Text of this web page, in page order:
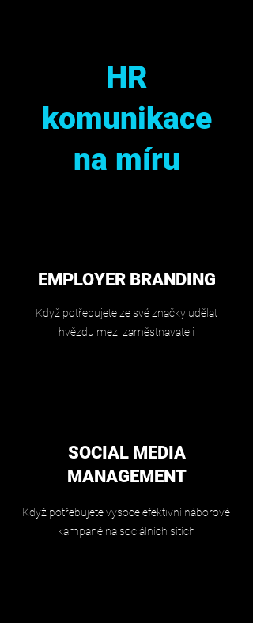
HR
komunikace
na míru
EMPLOYER BRANDING
Když potřebujete ze své značky udělat
hvězdu mezi zaměstnavateli
SOCIAL MEDIA
MANAGEMENT
Když potřebujete vysoce efektivní náborové
kampaně na sociálních sítích